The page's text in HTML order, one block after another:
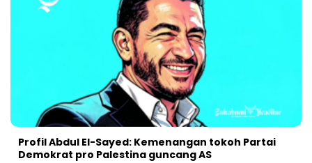
Profil Abdul El-Sayed: Kemenangan tokoh Partai
Demokrat pro Palestina guncang AS